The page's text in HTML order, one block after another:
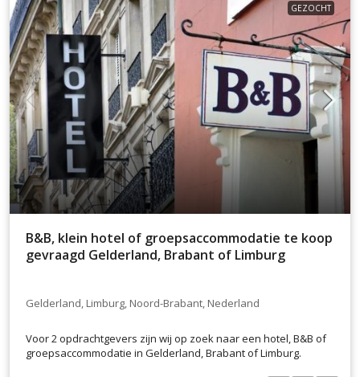
GEZOCHT
B&B, klein hotel of groepsaccommodatie te koop
gevraagd Gelderland, Brabant of Limburg
Gelderland, Limburg, Noord-Brabant, Nederland
Voor 2 opdrachtgevers zijn wij op zoek naar een hotel, B&B of
groepsaccommodatie in Gelderland, Brabant of Limburg.